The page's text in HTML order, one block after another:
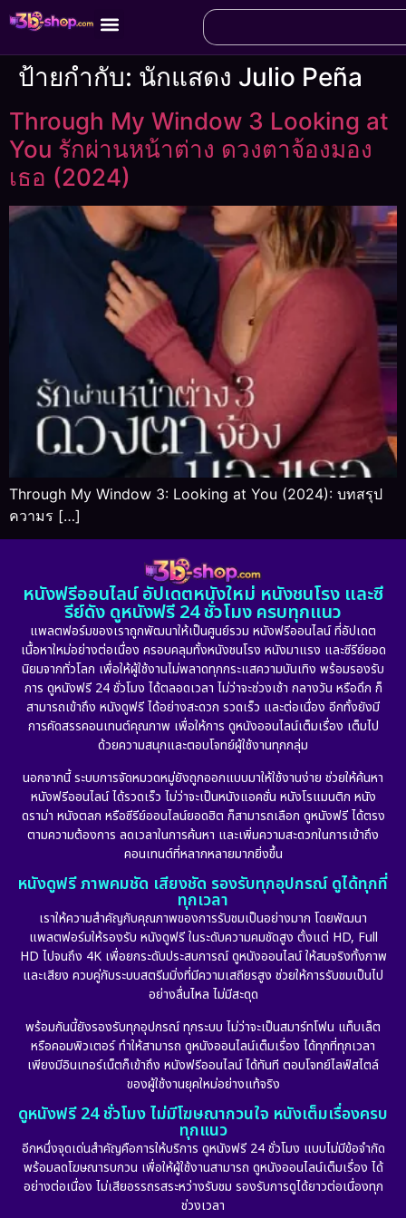
ป้ายกำกับ: นักแสดง Julio Peña
Through My Window 3 Looking at
You รักผ่านหน้าต่าง ดวงตาจ้องมอง
เธอ (2024)
Through My Window 3: Looking at You (2024): บทสรุป
ความร […]
หนังฟรีออนไลน์ อัปเดตหนังใหม่ หนังชนโรง และซี
รีย์ดัง ดูหนังฟรี 24 ชั่วโมง ครบทุกแนว
แพลตฟอร์มของเราถูกพัฒนาให้เป็นศูนย์รวม หนังฟรีออนไลน์ ที่อัปเดต
เนื้อหาใหม่อย่างต่อเนื่อง ครอบคลุมทั้งหนังชนโรง หนังมาแรง และซีรีย์ยอด
นิยมจากทั่วโลก เพื่อให้ผู้ใช้งานไม่พลาดทุกกระแสความบันเทิง พร้อมรองรับ
การ ดูหนังฟรี 24 ชั่วโมง ได้ตลอดเวลา ไม่ว่าจะช่วงเช้า กลางวัน หรือดึก ก็
สามารถเข้าถึง หนังดูฟรี ได้อย่างสะดวก รวดเร็ว และต่อเนื่อง อีกทั้งยังมี
การคัดสรรคอนเทนต์คุณภาพ เพื่อให้การ ดูหนังออนไลน์เต็มเรื่อง เต็มไป
ด้วยความสนุกและตอบโจทย์ผู้ใช้งานทุกกลุ่ม
นอกจากนี้ ระบบการจัดหมวดหมู่ยังถูกออกแบบมาให้ใช้งานง่าย ช่วยให้ค้นหา
หนังฟรีออนไลน์ ได้รวดเร็ว ไม่ว่าจะเป็นหนังแอคชั่น หนังโรแมนติก หนัง
ดราม่า หนังตลก หรือซีรีย์ออนไลน์ยอดฮิต ก็สามารถเลือก ดูหนังฟรี ได้ตรง
ตามความต้องการ ลดเวลาในการค้นหา และเพิ่มความสะดวกในการเข้าถึง
คอนเทนต์ที่หลากหลายมากยิ่งขึ้น
หนังดูฟรี ภาพคมชัด เสียงชัด รองรับทุกอุปกรณ์ ดูได้ทุกที่
ทุกเวลา
เราให้ความสำคัญกับคุณภาพของการรับชมเป็นอย่างมาก โดยพัฒนา
แพลตฟอร์มให้รองรับ หนังดูฟรี ในระดับความคมชัดสูง ตั้งแต่ HD, Full
HD ไปจนถึง 4K เพื่อยกระดับประสบการณ์ ดูหนังออนไลน์ ให้สมจริงทั้งภาพ
และเสียง ควบคู่กับระบบสตรีมมิ่งที่มีความเสถียรสูง ช่วยให้การรับชมเป็นไป
อย่างลื่นไหล ไม่มีสะดุด
พร้อมกันนี้ยังรองรับทุกอุปกรณ์ ทุกระบบ ไม่ว่าจะเป็นสมาร์ทโฟน แท็บเล็ต
หรือคอมพิวเตอร์ ทำให้สามารถ ดูหนังออนไลน์เต็มเรื่อง ได้ทุกที่ทุกเวลา
เพียงมีอินเทอร์เน็ตก็เข้าถึง หนังฟรีออนไลน์ ได้ทันที ตอบโจทย์ไลฟ์สไตล์
ของผู้ใช้งานยุคใหม่อย่างแท้จริง
ดูหนังฟรี 24 ชั่วโมง ไม่มีโฆษณากวนใจ หนังเต็มเรื่องครบ
ทุกแนว
อีกหนึ่งจุดเด่นสำคัญคือการให้บริการ ดูหนังฟรี 24 ชั่วโมง แบบไม่มีข้อจำกัด
พร้อมลดโฆษณารบกวน เพื่อให้ผู้ใช้งานสามารถ ดูหนังออนไลน์เต็มเรื่อง ได้
อย่างต่อเนื่อง ไม่เสียอรรถรสระหว่างรับชม รองรับการดูได้ยาวต่อเนื่องทุก
ช่วงเวลา